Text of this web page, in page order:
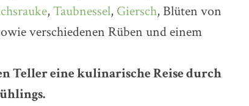
,Taubnessel, Giersch, Blüten von
verschiedenen Rüben und einem
Teller eine kulinarische Reise durch